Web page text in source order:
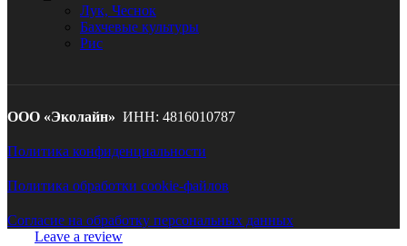
Лук, Чеснок
Бахчевые культуры
Рис
ООО «Эколайн» ИНН: 4816010787
Политика конфиденциальности
Политика обработки cookie-файлов
Cогласие на обработку персональных данных
Leave a review